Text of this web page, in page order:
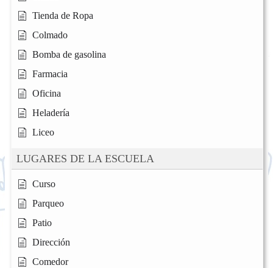
Tienda de Ropa
Colmado
Bomba de gasolina
Farmacia
Oficina
Heladería
Liceo
LUGARES DE LA ESCUELA
Curso
Parqueo
Patio
Dirección
Comedor